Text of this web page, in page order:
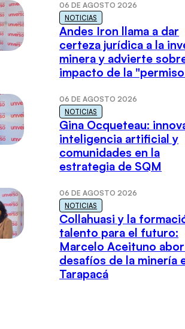
06 DE AGOSTO 2026
NOTICIAS
Andes Iron llama a dar
certeza jurídica a la
minera y advierte
impacto de la
06 DE AGOSTO 2026
NOTICIAS
Gina Ocqueteau:
inteligencia artificial y
comunidades en la
estrategia de SQM
06 DE AGOSTO 2026
NOTICIAS
Collahuasi y la
talento para el futuro:
Marcelo Aceituno
desafíos de la minería
Tarapacá